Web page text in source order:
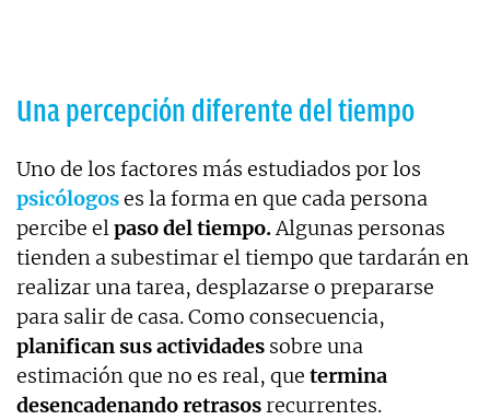
Una percepción diferente del tiempo
Uno de los factores más estudiados por los
psicólogoses la forma en que cada persona
percibe elpaso del tiempo.Algunas personas
tienden a subestimar el tiempo que tardarán en
realizar una tarea, desplazarse o prepararse
para salir de casa. Como consecuencia,
planifican sus actividades sobre una
estimación que no es real, que termina
desencadenando retrasosrecurrentes.